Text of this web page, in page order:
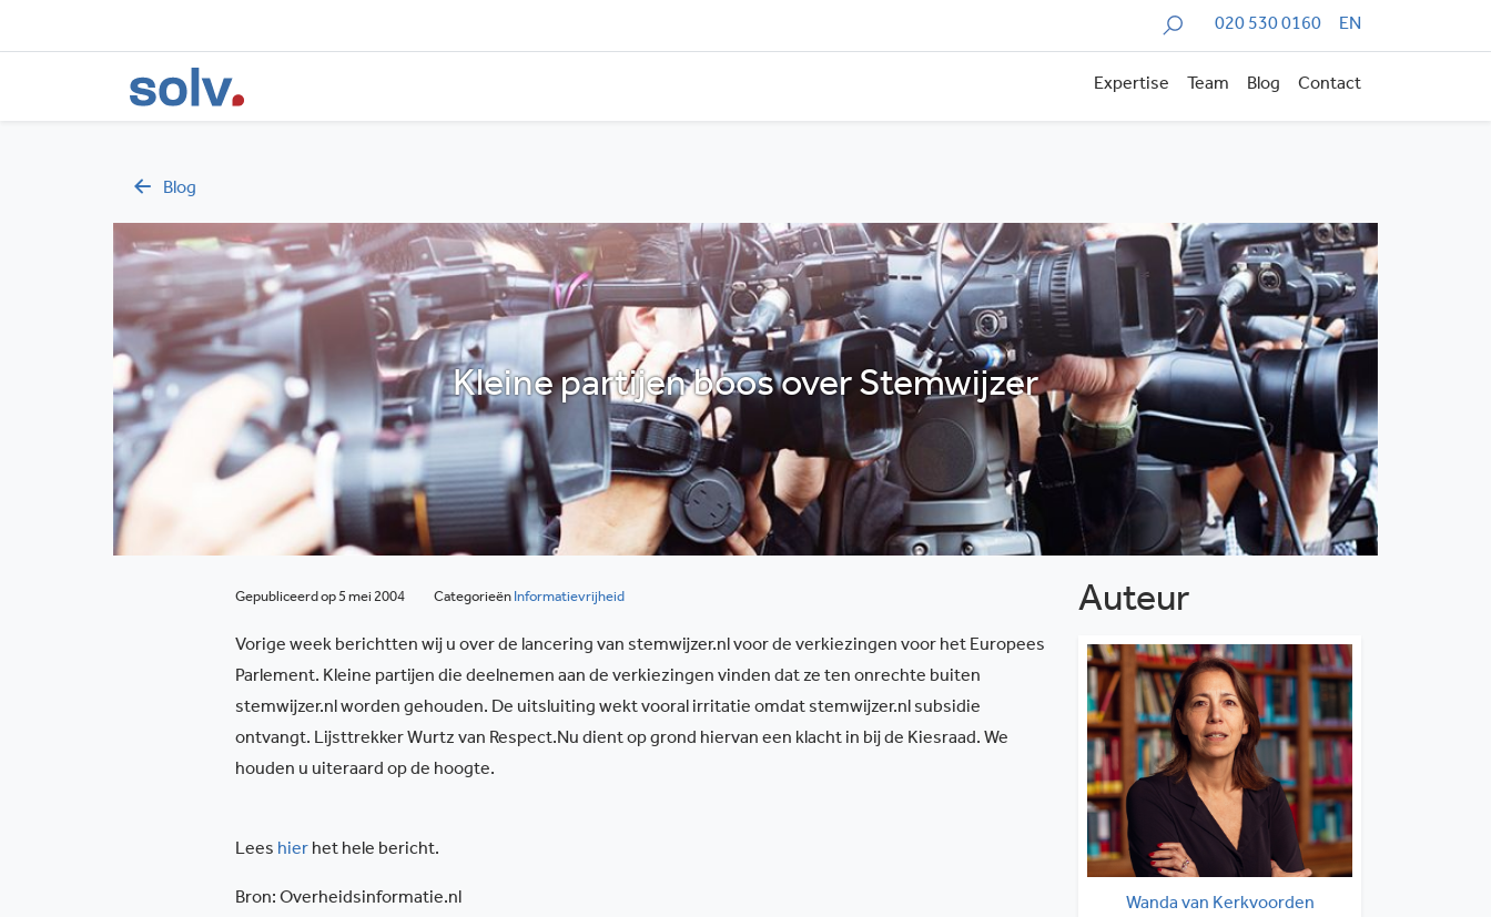
Zoeken 020 530 0160 EN
Expertise Team Blog Contact
Blog
Kleine partijen boos over Stemwijzer
Gepubliceerd op 5 mei 2004 Categorieën Informatievrijheid
Vorige week berichtten wij u over de lancering van stemwijzer.nl voor de verkiezingen voor het Europees
Parlement. Kleine partijen die deelnemen aan de verkiezingen vinden dat ze ten onrechte buiten
stemwijzer.nl worden gehouden. De uitsluiting wekt vooral irritatie omdat stemwijzer.nl subsidie
ontvangt. Lijsttrekker Wurtz van Respect.Nu dient op grond hiervan een klacht in bij de Kiesraad. We
houden u uiteraard op de hoogte.
Lees hier het hele bericht.
Bron: Overheidsinformatie.nl
Auteur
Wanda van Kerkvoorden